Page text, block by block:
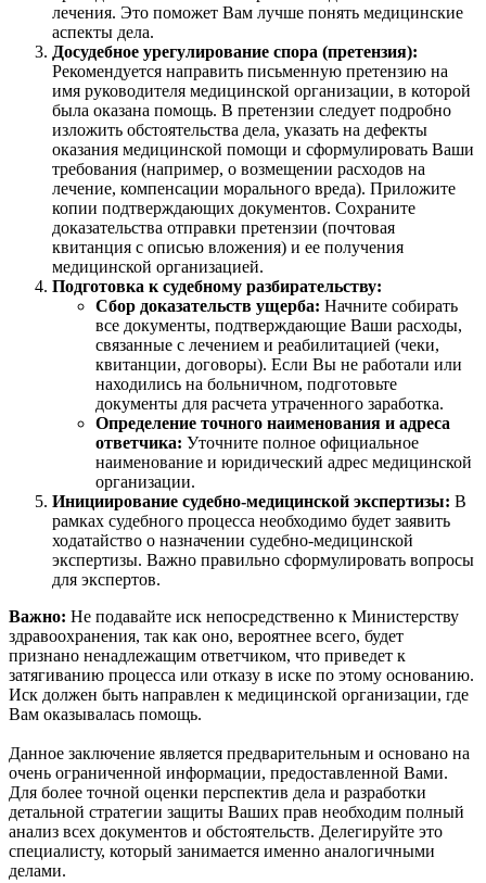
лечения. Это поможет Вам лучше понять медицинские
аспекты дела.
Досудебное урегулирование спора (претензия):
Рекомендуется направить письменную претензию на
имя руководителя медицинской организации, в которой
была оказана помощь. В претензии следует подробно
изложить обстоятельства дела, указать на дефекты
оказания медицинской помощи и сформулировать Ваши
требования (например, о возмещении расходов на
лечение, компенсации морального вреда). Приложите
копии подтверждающих документов. Сохраните
доказательства отправки претензии (почтовая
квитанция с описью вложения) и ее получения
медицинской организацией.
Подготовка к судебному разбирательству:
Сбор доказательств ущерба: Начните собирать
все документы, подтверждающие Ваши расходы,
связанные с лечением и реабилитацией (чеки,
квитанции, договоры). Если Вы не работали или
находились на больничном, подготовьте
документы для расчета утраченного заработка.
Определение точного наименования и адреса
ответчика: Уточните полное официальное
наименование и юридический адрес медицинской
организации.
Инициирование судебно-медицинской экспертизы: В
рамках судебного процесса необходимо будет заявить
ходатайство о назначении судебно-медицинской
экспертизы. Важно правильно сформулировать вопросы
для экспертов.
Важно: Не подавайте иск непосредственно к Министерству
здравоохранения, так как оно, вероятнее всего, будет
признано ненадлежащим ответчиком, что приведет к
затягиванию процесса или отказу в иске по этому основанию.
Иск должен быть направлен к медицинской организации, где
Вам оказывалась помощь.
Данное заключение является предварительным и основано на
очень ограниченной информации, предоставленной Вами.
Для более точной оценки перспектив дела и разработки
детальной стратегии защиты Ваших прав необходим полный
анализ всех документов и обстоятельств. Делегируйте это
специалисту, который занимается именно аналогичными
делами.